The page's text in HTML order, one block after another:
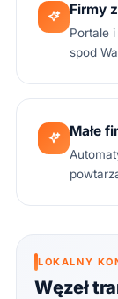
Firmy
Portale
spod
Małe
LOKALNY
Węzeł